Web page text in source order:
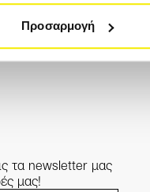
Προσαρμογή
Χωρίς Όριο
τα newsletter μας
μας!